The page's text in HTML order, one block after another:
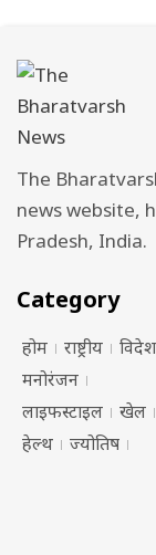
The
news website,
Pradesh, India.
Category
होम राष्ट्रीय
विदेश
मनोरंजन
लाइफस्टाइल
खेल
हेल्थ
ज्योतिष